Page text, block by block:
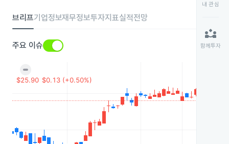
브리프기업정보재무정보투자지표실적전망
주요 이슈
내 관심
partner_exchange
함께투자